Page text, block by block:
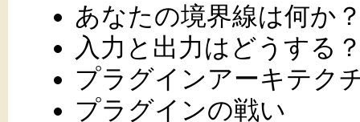
あなたの境界線は何か
入力と出力はどうする
プラグインアーキテク
プラグインの戦い